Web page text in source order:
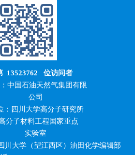
13523762 位访问者
中国石油天然气集团有限
公司
：四川大学高分子研究所
材料工程国家重点
实验室
川大学（望江西区）油田化学编辑部